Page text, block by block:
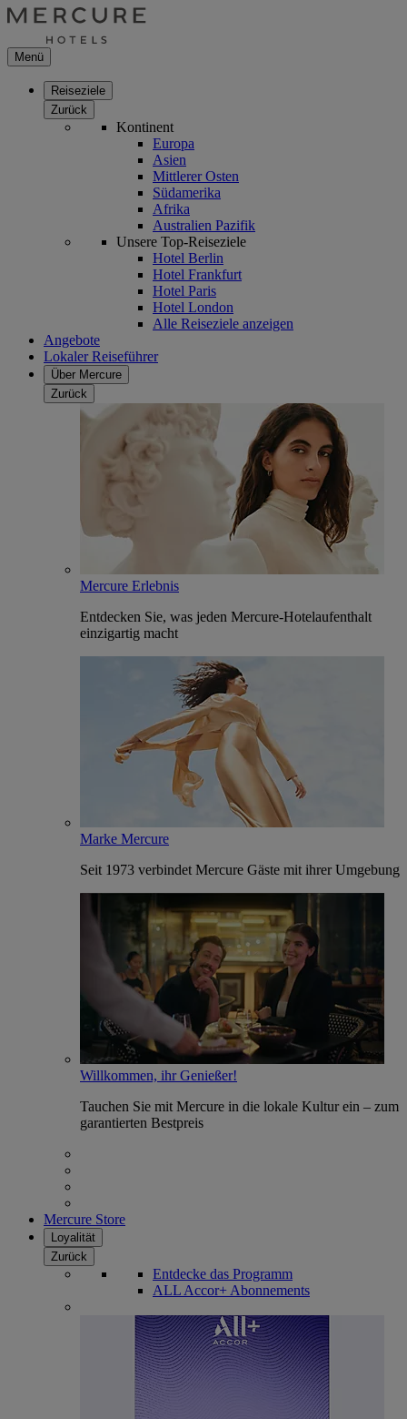
Menü
Reiseziele
Zurück
Kontinent
Europa
Asien
Mittlerer Osten
Südamerika
Afrika
Australien Pazifik
Unsere Top-Reiseziele
Hotel Berlin
Hotel Frankfurt
Hotel Paris
Hotel London
Alle Reiseziele anzeigen
Angebote
Lokaler Reiseführer
Über Mercure
Zurück
Mercure Erlebnis
Entdecken Sie, was jeden Mercure-Hotelaufenthalt
einzigartig macht
Marke Mercure
Seit 1973 verbindet Mercure Gäste mit ihrer Umgebung
Willkommen, ihr Genießer!
Tauchen Sie mit Mercure in die lokale Kultur ein – zum
garantierten Bestpreis
Mercure Store
Loyalität
Zurück
Entdecke das Programm
ALL Accor+ Abonnements